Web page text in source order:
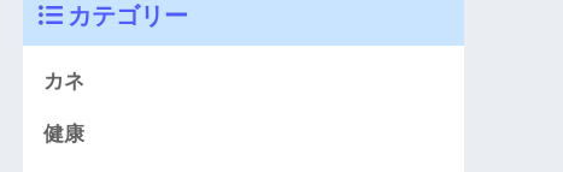
カテゴリー
カネ
健康